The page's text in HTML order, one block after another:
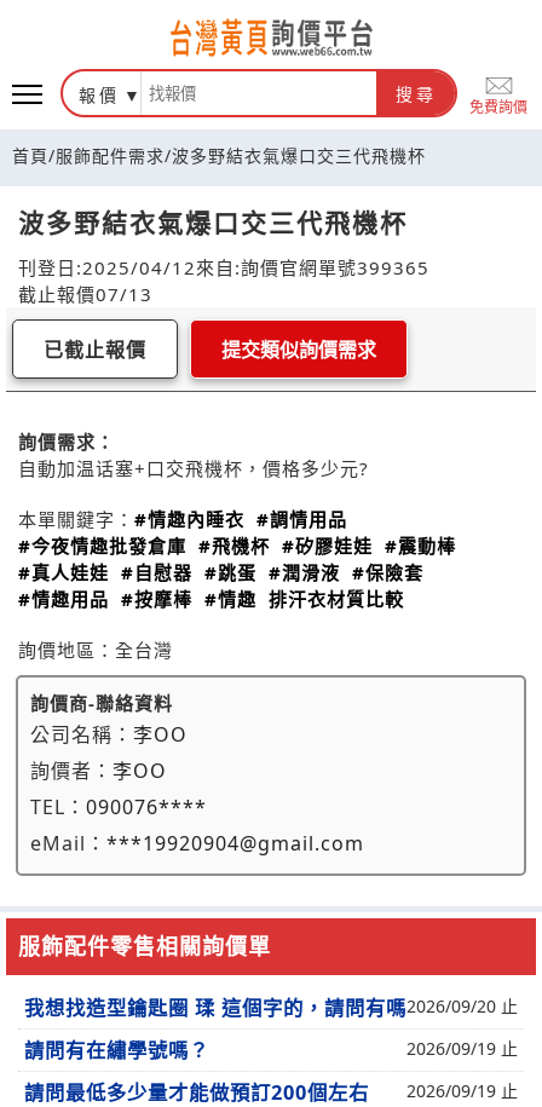
報價 搜尋
免費詢價
首頁/服飾配件需求/波多野結衣氣爆口交三代飛機杯
波多野結衣氣爆口交三代飛機杯
刊登日:2025/04/12來自:詢價官網單號399365
截止報價07/13
已截止報價 提交類似詢價需求
詢價需求：
自動加温话塞+口交飛機杯，價格多少元?
本單關鍵字： #情趣內睡衣 #調情用品
#今夜情趣批發倉庫 #飛機杯 #矽膠娃娃 #震動棒
#真人娃娃 #自慰器 #跳蛋 #潤滑液 #保險套
#情趣用品 #按摩棒 #情趣 排汗衣材質比較
詢價地區： 全台灣
詢價商-聯絡資料
公司名稱： 李OO
詢價者： 李OO
TEL： 090076****
eMail： ***19920904@gmail.com
服飾配件零售相關詢價單
我想找造型鑰匙圈 瑈 這個字的，請問有嗎2026/09/20 止
請問有在繡學號嗎？ 2026/09/19 止
請問最低多少量才能做預訂200個左右 2026/09/19 止